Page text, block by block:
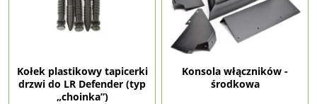
Kołek plastikowy tapicerki
drzwi do LR Defender (typ
„choinka”)
Konsola włączników -
środkowa